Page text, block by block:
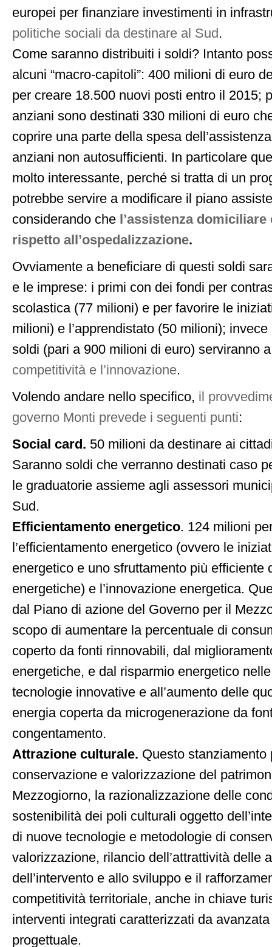
europei per finanziare investimenti in
politiche sociali da destinare al Sud .
Come saranno distribuiti i soldi? Intanto
alcuni “macro-capitoli”: 400 milioni di euro
per creare 18.500 nuovi posti entro il 2015;
anziani sono destinati 330 milioni di euro
coprire una parte della spesa
anziani non autosufficienti. In particolare
molto interessante, perché si tratta di un
potrebbe servire a modificare il piano
considerando che l’assistenza domiciliare
rispetto all’ospedalizzazione.
Ovviamente a beneficiare di questi soldi
e le imprese: i primi con dei fondi per
scolastica (77 milioni) e per favorire le
milioni) e l’apprendistato (50 milioni);
soldi (pari a 900 milioni di euro) serviranno
competitività e l’innovazione.
Volendo andare nello specifico, il
governo Monti prevede i seguenti punti:
Social card. 50 milioni da destinare ai
Saranno soldi che verranno destinati caso
le graduatorie assieme agli assessori
Sud.
Efficientamento energetico. 124 milioni
l’efficientamento energetico (ovvero le
energetico e uno sfruttamento più efficiente
energetiche) e l’innovazione energetica.
dal Piano di azione del Governo per il
scopo di aumentare la percentuale di
coperto da fonti rinnovabili, dal
energetiche, e dal risparmio energetico
tecnologie innovative e all’aumento delle
energia coperta da microgenerazione da
congentamento.
Attrazione culturale. Questo
conservazione e valorizzazione del
Mezzogiorno, la razionalizzazione delle
sostenibilità dei poli culturali oggetto
di nuove tecnologie e metodologie di
valorizzazione, rilancio dell’attrattività delle
dell’intervento e allo sviluppo e il
competitività territoriale, anche in chiave
interventi integrati caratterizzati da
progettuale.